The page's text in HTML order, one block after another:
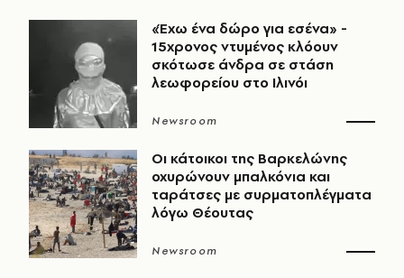
«Έχω ένα δώρο για εσένα» -
15χρονος ντυμένος κλόουν
σκότωσε άνδρα σε στάση
λεωφορείου στο Ιλινόι
Newsroom
Οι κάτοικοι της Βαρκελώνης
οχυρώνουν μπαλκόνια και
ταράτσες με συρματοπλέγματα
λόγω Θέουτας
Newsroom